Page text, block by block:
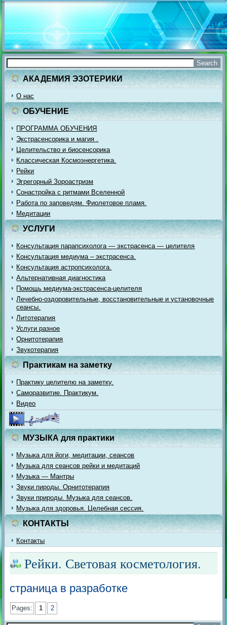
АКАДЕМИЯ ЭЗОТЕРИКИ
О нас
ОБУЧЕНИЕ
ПРОГРАММА ОБУЧЕНИЯ
Экстрасенсорика и магия .
Целительство и биосенсорика
Классическая Космоэнергетика.
Рейки
Эгрегорный Зороастризм
Сонастройка с ритмами Вселенной
Работа по заповедям. Фиолетовое пламя.
Медитации
УСЛУГИ
Консультация парапсихолога — экстрасенса — целителя
Консультация медиума – экстрасенса.
Консультация астропсихолога.
Альтернативная диагностика
Помощь медиума-экстрасенса-целителя
Лечебно-оздоровительные, восстановительные и установочные
сеансы.
Литотерапия
Услуги разное
Орнитотерапия
Звукотерапия
Практикам на заметку
Практику целителю на заметку.
Саморазвитие. Практикум.
Видео
МУЗЫКА для практики
Музыка для йоги, медитации, сеансов
Музыка для сеансов рейки и медитаций
Музыка — Мантры
Звуки пироды. Орнитотерапия
Звуки природы. Музыка для сеансов.
Музыка для здоровья. Целебная сессия.
КОНТАКТЫ
Контакты
Рейки. Световая косметология.
страница в разработке
Pages: 1 2